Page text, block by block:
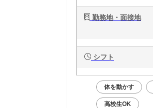
勤務地・面接地
シフト
体を動かす
高校生OK